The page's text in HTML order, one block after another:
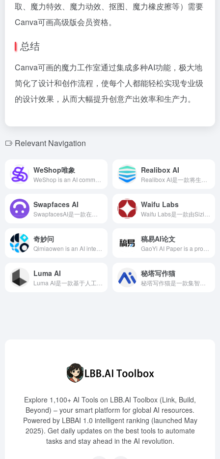
取、魔力特效、魔力动效、抠图、魔力橡皮擦等）需要
Canva可画高级版会员资格。
总结
Canva可画的魔力工作室通过集成多种AI功能，极大地
简化了设计和创作流程，使每个人都能轻松实现专业级
的设计效果，从而大幅提升创意产出效率和生产力。
Relevant Navigation
WeShop唯象 Realibox AI
Swapfaces AI Waifu Labs
奇妙问 稿易AI论文
Luma AI 秘塔写作猫
Explore 1,100+ AI Tools on LBB.AI Toolbox (Link, Build,
Beyond) – your smart platform for global AI resources.
Powered by LBBAI 1.0 intelligent ranking (launched May
2025). Get daily updates on the best tools to automate
tasks and stay ahead in the AI revolution.